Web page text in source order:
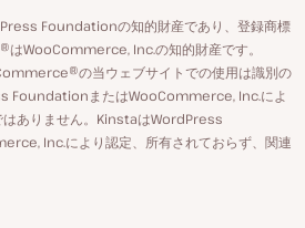
カ
ウ
ン
ト
ー
ジ
Foundationの知的財産であり、登録商標
WooCommerce, Inc.の知的財産です。
の当ウェブサイトでの使用は識別の
FoundationまたはWooCommerce, Inc.によ
はありません。KinstaはWordPress
Inc.により認定、所有されておらず、関連